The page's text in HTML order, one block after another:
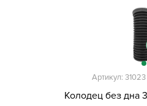
Колодец без дна
Артикул: 31023